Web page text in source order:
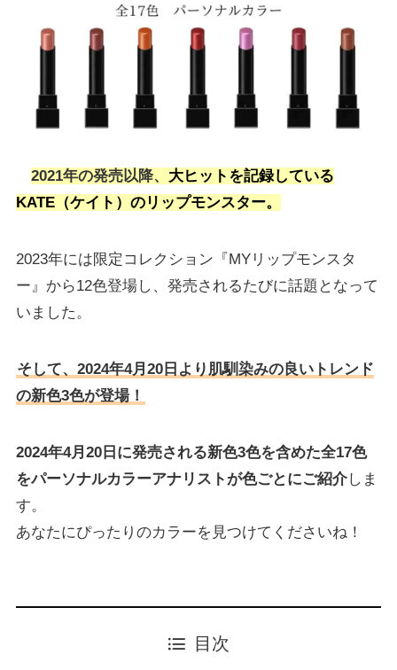
2021年の発売以降、 大ヒットを記録している
KATE（ケイト）のリップモンスター。
2023年には限定コレクション『MYリップモンスタ
ー』から12色登場し、発売されるたびに話題となって
いました。
そして、2024年4月20日より肌馴染みの良いトレンド
の新色3色が登場！
2024年4月20日に発売される新色3色を含めた全17色
をパーソナルカラーアナリストが色ごとにご紹介しま
す。
あなたにぴったりのカラーを見つけてくださいね！
目次